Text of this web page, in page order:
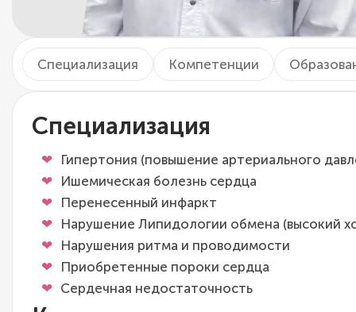
Специализация Компетенции
Специализация
Гипертония (повышение артериального
Ишемическая болезнь сердца
Перенесенный инфаркт
Нарушение Липидологии обмена (высокий
Нарушения ритма и проводимости
Приобретенные пороки сердца
Сердечная недостаточность